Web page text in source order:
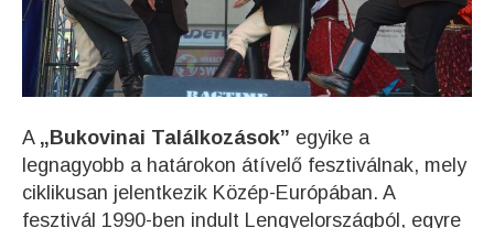
A „Bukovinai Találkozások” egyike a
legnagyobb a határokon átívelő fesztiválnak, mely
ciklikusan jelentkezik Közép-Európában. A
fesztivál 1990-ben indult Lengyelországból, egyre